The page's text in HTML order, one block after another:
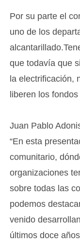
Por su parte el
uno de los
que todavía que
la electrificación,
liberen los
Juan Pablo
“En esta
comunitario,
organizaciones
sobre todas las
podemos
venido
últimos doce